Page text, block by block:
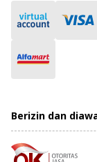
Berizin dan